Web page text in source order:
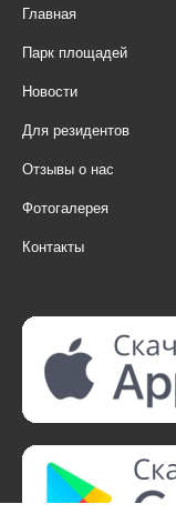
Главная
Парк площадей
Новости
Для резидентов
Отзывы о нас
Фотогалерея
Контакты